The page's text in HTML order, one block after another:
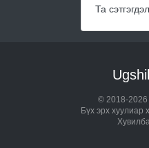
Та
© 2018-2026
Бүх эрх хуулиар